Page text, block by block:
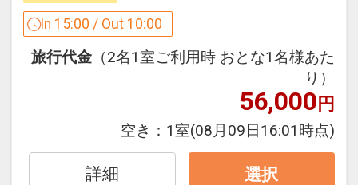
設定期間：2026年4月1日～2027年3月
インターネットコース番号：DP-1-
In 15:00 / Out 10:00
旅行代金 （2名1室ご利用時 おとな1名様あた
り）
56,000円
空き： 1室(08月09日16:01時点)
詳細 選択